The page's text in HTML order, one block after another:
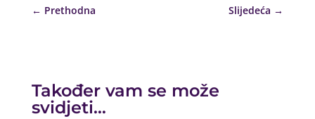
← Prethodna Slijedeća →
Također vam se može
svidjeti…